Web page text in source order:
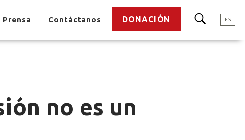
Prensa Contáctanos DONACIÓN ES
no es un